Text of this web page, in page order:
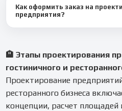
затрат и сроками окупаемости
Как оформить заказ на
предприятия?
день.
🏨 Этапы проектирования
гостиничного и
Проектирование
ресторанного бизнеса
концепции, расчет площадей